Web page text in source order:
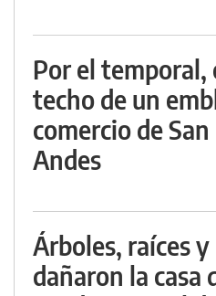
Por el temporal,
techo de un
comercio de
Andes
Árboles, raíces
dañaron la casa